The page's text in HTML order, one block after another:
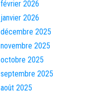
février 2026
janvier 2026
décembre 2025
novembre 2025
octobre 2025
septembre 2025
août 2025